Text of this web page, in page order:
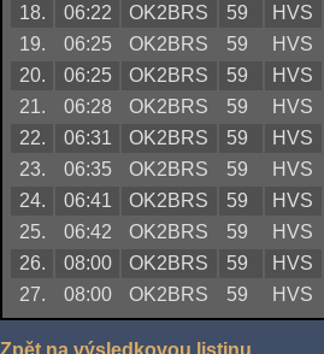
18.
06:22 OK2BRS 59 HVS
19.
06:25 OK2BRS 59 HVS
20.
06:25 OK2BRS 59 HVS
21.
06:28 OK2BRS 59 HVS
22.
06:31 OK2BRS 59 HVS
23.
06:35 OK2BRS 59 HVS
24.
06:41 OK2BRS 59 HVS
25.
06:42 OK2BRS 59 HVS
26.
08:00 OK2BRS 59 HVS
27.
08:00 OK2BRS 59 HVS
Zpět na výsledkovou listinu